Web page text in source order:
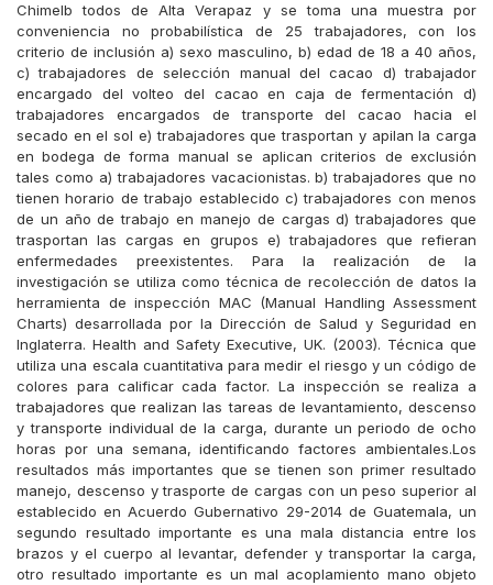
Chimelb todos de Alta Verapaz y se toma una muestra por
conveniencia no probabilística de 25 trabajadores, con los
criterio de inclusión a) sexo masculino, b) edad de 18 a 40 años,
c) trabajadores de selección manual del cacao d) trabajador
encargado del volteo del cacao en caja de fermentación d)
trabajadores encargados de transporte del cacao hacia el
secado en el sol e) trabajadores que trasportan y apilan la carga
en bodega de forma manual se aplican criterios de exclusión
tales como a) trabajadores vacacionistas. b) trabajadores que no
tienen horario de trabajo establecido c) trabajadores con menos
de un año de trabajo en manejo de cargas d) trabajadores que
trasportan las cargas en grupos e) trabajadores que refieran
enfermedades preexistentes. Para la realización de la
investigación se utiliza como técnica de recolección de datos la
herramienta de inspección MAC (Manual Handling Assessment
Charts) desarrollada por la Dirección de Salud y Seguridad en
Inglaterra. Health and Safety Executive, UK. (2003). Técnica que
utiliza una escala cuantitativa para medir el riesgo y un código de
colores para calificar cada factor. La inspección se realiza a
trabajadores que realizan las tareas de levantamiento, descenso
y transporte individual de la carga, durante un periodo de ocho
horas por una semana, identificando factores ambientales.Los
resultados más importantes que se tienen son primer resultado
manejo, descenso y trasporte de cargas con un peso superior al
establecido en Acuerdo Gubernativo 29-2014 de Guatemala, un
segundo resultado importante es una mala distancia entre los
brazos y el cuerpo al levantar, defender y transportar la carga,
otro resultado importante es un mal acoplamiento mano objeto